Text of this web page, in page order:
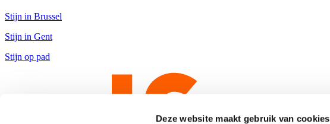
Deze website maakt gebruik van cookies
Stijn in Brussel
Stijn in Gent
Stijn op pad